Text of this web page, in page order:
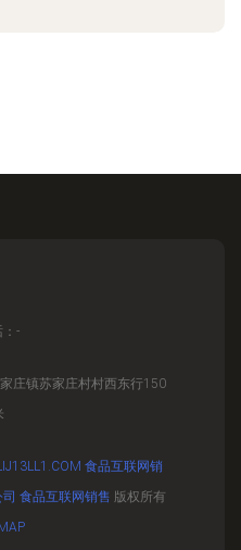
：-
庄镇苏家庄村村西东行150
食品互联网销
食品互联网销售 版权所有